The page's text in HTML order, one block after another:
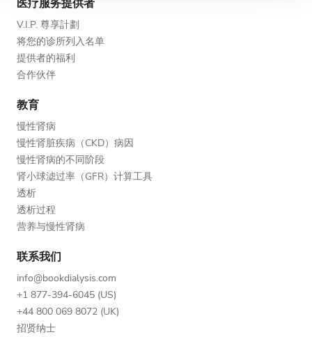
医疗服务提供者
V.I.P. 尊享計劃
将您的诊所列入名单
提供者的福利
合作伙伴
教育
慢性肾病
慢性肾脏疾病（CKD）病因
慢性肾病的不同阶段
肾小球滤过率（GFR）计算工具
透析
透析过程
营养与慢性肾病
联系我们
info@bookdialysis.com
+1 877-394-6045 (US)
+44 800 069 8072 (UK)
招贤纳士